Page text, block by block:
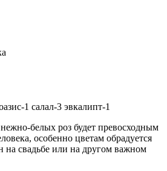
1 салал-3 эвкалипт-1
белых роз будет превосходным
особенно цветам обрадуется
на свадьбе или на другом важном